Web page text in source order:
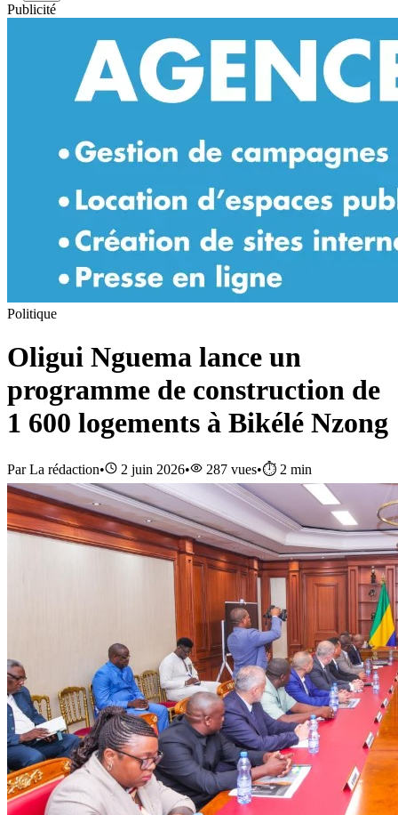
Publicité
Politique
Oligui Nguema lance un
programme de construction de
1 600 logements à Bikélé Nzong
ParLa rédaction• 2 juin 2026• 287 vues•⏱️ 2 min